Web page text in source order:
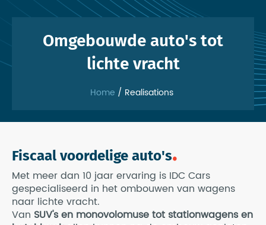
Omgebouwde auto's tot
lichte vracht
Home Realisations
Fiscaal voordelige auto's
Met meer dan 10 jaar ervaring is IDC Cars
gespecialiseerd in het ombouwen van wagens
naar lichte vracht.
Van SUV's en monovolomuse tot stationwagens en